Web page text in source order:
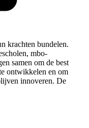
krachten bundelen.
mbo-
samen om de best
ontwikkelen en om
innoveren. De